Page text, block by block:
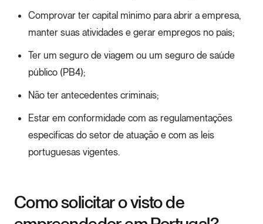
Comprovar ter capital mínimo para abrir a empresa,
manter suas atividades e gerar empregos no país;
Ter um seguro de viagem ou um seguro de saúde
público (PB4);
Não ter antecedentes criminais;
Estar em conformidade com as regulamentações
específicas do setor de atuação e com as leis
portuguesas vigentes.
Como solicitar o visto de